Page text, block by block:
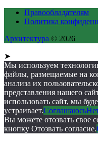
Правообладателям
Политика
Архитектура © 2026
➤
Мы используем
файлы, размещаемые на
анализа их
представления нашего
использовать сайт, мы
устраивает.Соглашаюсь
Вы можете отозвать свое
кнопку Отозвать согласие.